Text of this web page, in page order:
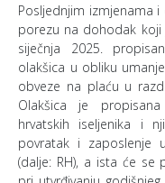
Posljednjim izmjenama
porezu na dohodak koji
siječnja 2025.
olakšica u obliku
obveze na plaću u
Olakšica je
hrvatskih iseljenika i
povratak i zaposlenje
(dalje: RH), a ista će